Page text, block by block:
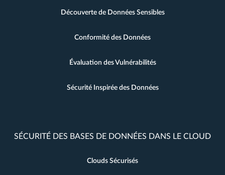
Découverte de Données Sensibles
Conformité des Données
Évaluation des Vulnérabilités
Sécurité Inspirée des Données
SÉCURITÉ DES BASES DE DONNÉES DANS LE CLOUD
Clouds Sécurisés